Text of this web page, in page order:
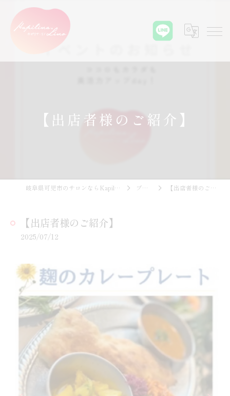
【出店者様のご紹介】
岐阜県可児市のサロンならKapilina.Lino ブログ 【出店者様のご紹介】
【出店者様のご紹介】
2025/07/12